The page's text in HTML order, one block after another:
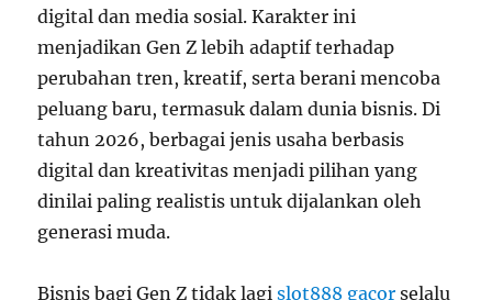
digital dan media sosial. Karakter ini
menjadikan Gen Z lebih adaptif terhadap
perubahan tren, kreatif, serta berani mencoba
peluang baru, termasuk dalam dunia bisnis. Di
tahun 2026, berbagai jenis usaha berbasis
digital dan kreativitas menjadi pilihan yang
dinilai paling realistis untuk dijalankan oleh
generasi muda.
Bisnis bagi Gen Z tidak lagislot888 gacor selalu